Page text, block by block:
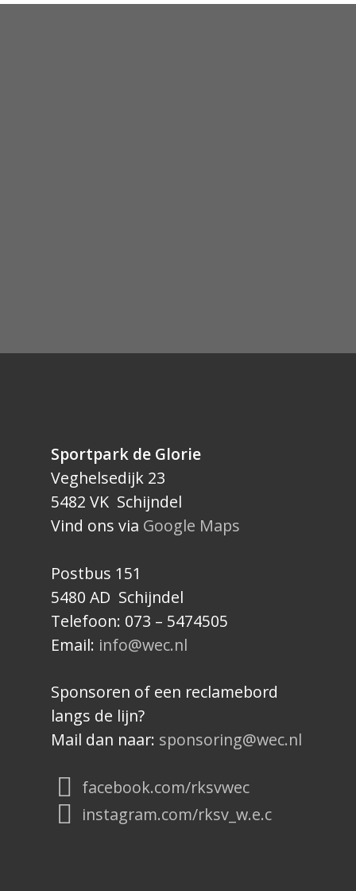
Sportpark de Glorie
Veghelsedijk 23
5482 VK Schijndel
Vind ons via Google Maps
Postbus 151
5480 AD Schijndel
Telefoon: 073 – 5474505
Email: info@wec.nl
Sponsoren of een reclamebord
langs de lijn?
Mail dan naar: sponsoring@wec.nl
facebook.com/rksvwec
instagram.com/rksv_w.e.c